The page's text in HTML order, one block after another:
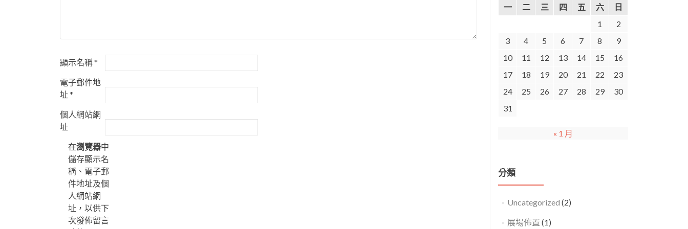
顯示名稱*
電子郵件地
址*
個人網站網
址
在瀏覽器中
儲存顯示名
稱、電子郵
件地址及個
人網站網
址，以供下
次發佈留言
一 二 三 四 五 六
日
1
2
3
4 5 6 7 8
9
10
11 12 13 14 15
16
17
18 19 20 21 22
23
24
25 26 27 28 29
30
31
« 1 月
分類
Uncategorized (2)
展場佈置 (1)